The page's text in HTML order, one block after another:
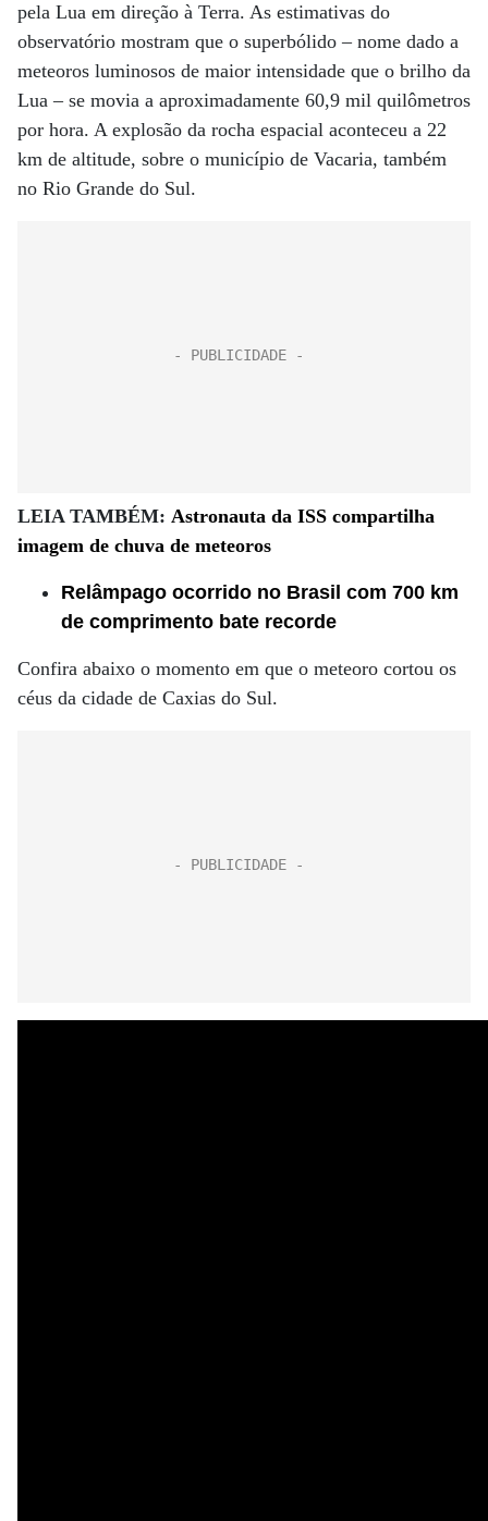
pela Lua em direção à Terra. As estimativas do
observatório mostram que o superbólido – nome dado a
meteoros luminosos de maior intensidade que o brilho da
Lua – se movia a aproximadamente 60,9 mil quilômetros
por hora. A explosão da rocha espacial aconteceu a 22
km de altitude, sobre o município de Vacaria, também
no Rio Grande do Sul.
LEIA TAMBÉM: Astronauta da ISS compartilha
imagem de chuva de meteoros
Relâmpago ocorrido no Brasil com 700 km
de comprimento bate recorde
Confira abaixo o momento em que o meteoro cortou os
céus da cidade de Caxias do Sul.